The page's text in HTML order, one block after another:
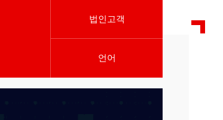
법인고객
언어